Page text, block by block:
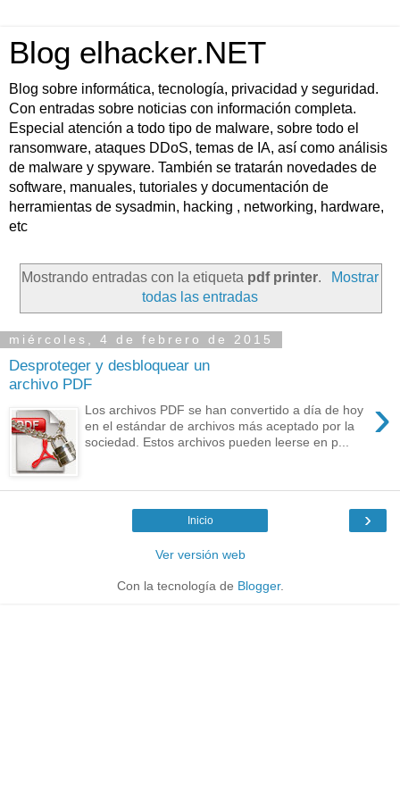
Blog elhacker.NET
Blog sobre informática, tecnología, privacidad y seguridad.
Con entradas sobre noticias con información completa.
Especial atención a todo tipo de malware, sobre todo el
ransomware, ataques DDoS, temas de IA, así como análisis
de malware y spyware. También se tratarán novedades de
software, manuales, tutoriales y documentación de
herramientas de sysadmin, hacking , networking, hardware,
etc
Mostrando entradas con la etiqueta pdf printer.
Mostrar
todas las entradas
miércoles, 4 de febrero de 2015
Desproteger y desbloquear un
archivo PDF
›
Los archivos PDF se han convertido a día de hoy
en el estándar de archivos más aceptado por la
sociedad. Estos archivos pueden leerse en p...
›
Inicio
Ver versión web
Con la tecnología de Blogger.